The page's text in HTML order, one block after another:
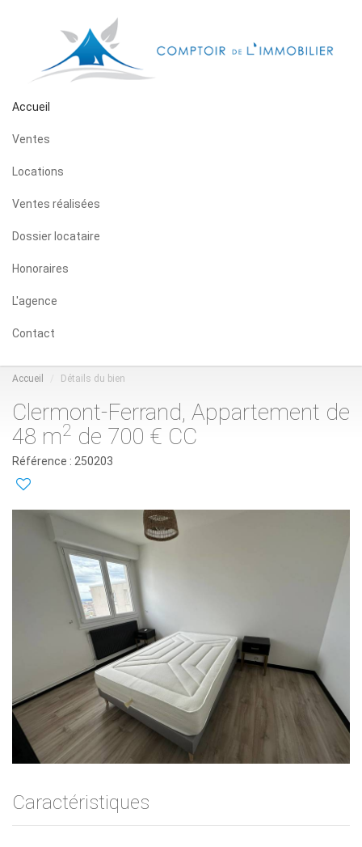
Accueil
Ventes
Locations
Ventes réalisées
Dossier locataire
Honoraires
L'agence
Contact
Accueil Détails du bien
Clermont-Ferrand, Appartement de
48 m2 de 700 € CC
Référence : 250203
Caractéristiques